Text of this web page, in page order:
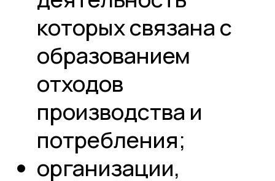
которых связана с
образованием
отходов
производства и
потребления;
организации,